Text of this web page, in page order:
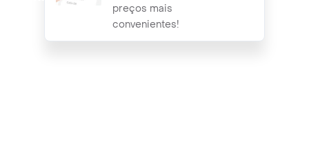
preços mais
convenientes!